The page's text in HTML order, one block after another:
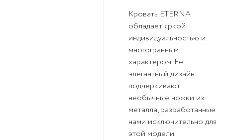
Кровать ETERNA
обладает яркой
индивидуальностью и
многогранным
характером. Ее
элегантный дизайн
подчеркивают
необычные ножки из
металла, разработанные
нами исключительно для
этой модели.